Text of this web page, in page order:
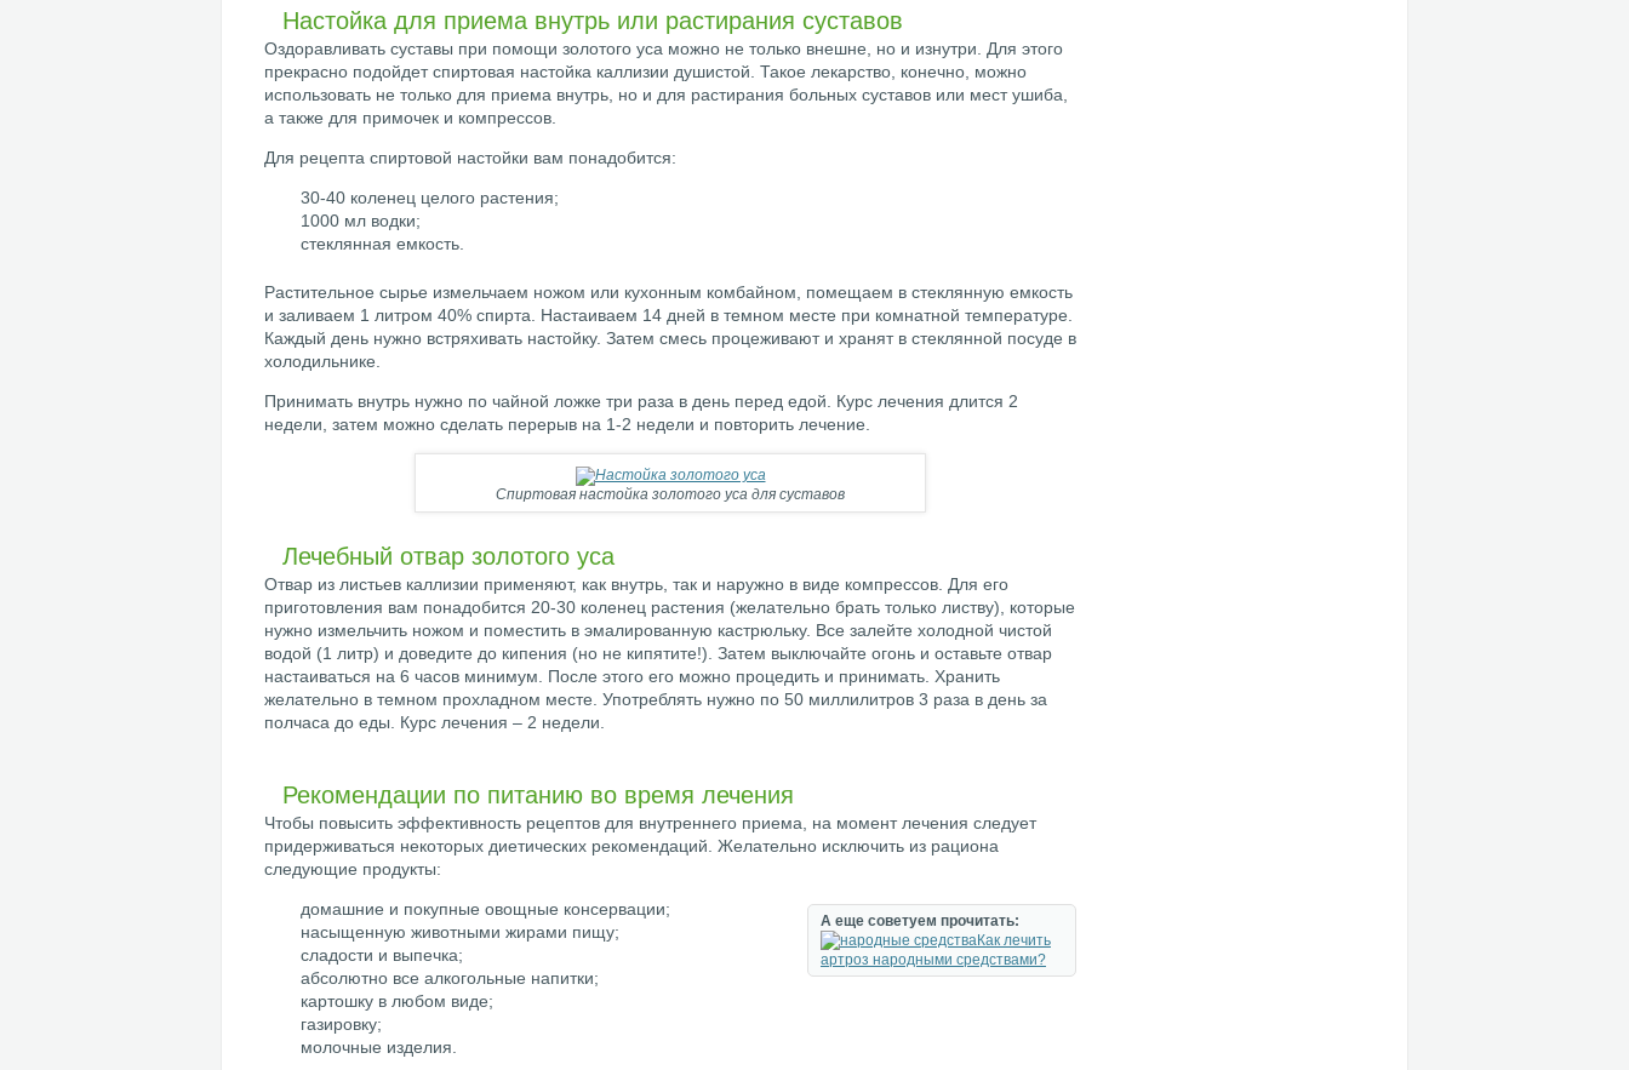
Настойка для приема внутрь или растирания суставов
Оздоравливать суставы при помощи золотого уса можно не только внешне, но и изнутри. Для этого
прекрасно подойдет спиртовая настойка каллизии душистой. Такое лекарство, конечно, можно
использовать не только для приема внутрь, но и для растирания больных суставов или мест ушиба,
а также для примочек и компрессов.
Для рецепта спиртовой настойки вам понадобится:
30-40 коленец целого растения;
1000 мл водки;
стеклянная емкость.
Растительное сырье измельчаем ножом или кухонным комбайном, помещаем в стеклянную емкость
и заливаем 1 литром 40% спирта. Настаиваем 14 дней в темном месте при комнатной температуре.
Каждый день нужно встряхивать настойку. Затем смесь процеживают и хранят в стеклянной посуде в
холодильнике.
Принимать внутрь нужно по чайной ложке три раза в день перед едой. Курс лечения длится 2
недели, затем можно сделать перерыв на 1-2 недели и повторить лечение.
Спиртовая настойка золотого уса для суставов
Лечебный отвар золотого уса
Отвар из листьев каллизии применяют, как внутрь, так и наружно в виде компрессов. Для его
приготовления вам понадобится 20-30 коленец растения (желательно брать только листву), которые
нужно измельчить ножом и поместить в эмалированную кастрюльку. Все залейте холодной чистой
водой (1 литр) и доведите до кипения (но не кипятите!). Затем выключайте огонь и оставьте отвар
настаиваться на 6 часов минимум. После этого его можно процедить и принимать. Хранить
желательно в темном прохладном месте. Употреблять нужно по 50 миллилитров 3 раза в день за
полчаса до еды. Курс лечения – 2 недели.
Рекомендации по питанию во время лечения
Чтобы повысить эффективность рецептов для внутреннего приема, на момент лечения следует
придерживаться некоторых диетических рекомендаций. Желательно исключить из рациона
следующие продукты:
А еще советуем прочитать:
Как лечить
артроз народными средствами?
домашние и покупные овощные консервации;
насыщенную животными жирами пищу;
сладости и выпечка;
абсолютно все алкогольные напитки;
картошку в любом виде;
газировку;
молочные изделия.